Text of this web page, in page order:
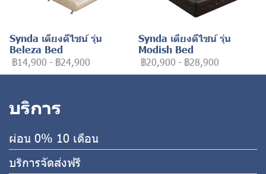
Synda เตียงดีไซน์ รุ่น
Beleza Bed
฿14,900 - ฿24,900
Synda เตียงดีไซน์ รุ่น
Modish Bed
฿20,900 - ฿28,900
บริการ
ผ่อน 0% 10 เดือน
บริการจัดส่งฟรี